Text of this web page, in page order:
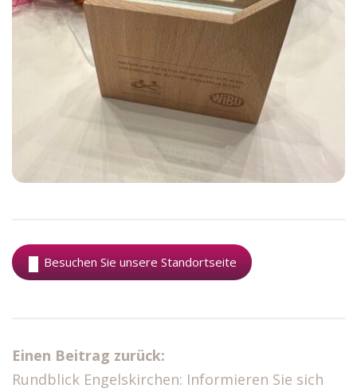
Besuchen Sie unsere Standortseite
Einen Beitrag zurück:
Rundblick Engelskirchen: Informieren Sie sich